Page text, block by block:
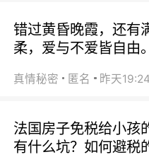
错过黄昏晚霞，还有
柔，爱与不爱皆自由。
真情秘密 匿名 昨天19:24
法国房子免税给小孩
有什么坑？如何避税